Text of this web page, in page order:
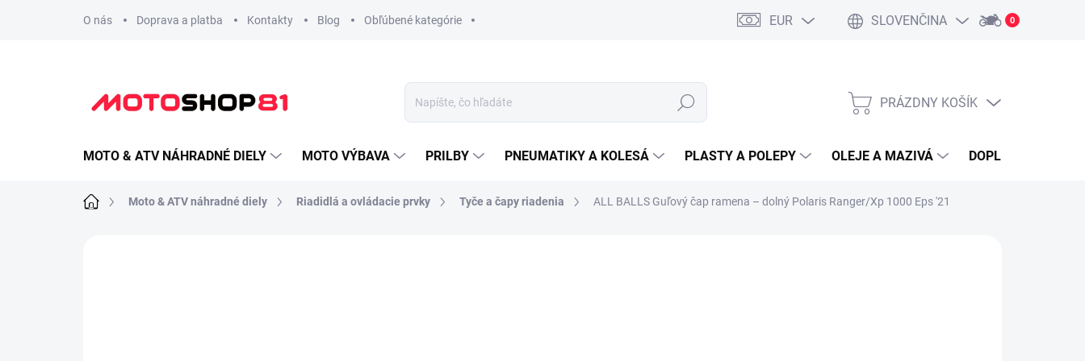
O nás Doprava a platba Kontakty Blog Obľúbené kategórie EUR SLOVENČINA 0
Hľadať
NÁKUPNÝ
PRÁZDNY KOŠÍK
MOTO & ATV NÁHRADNÉ DIELY MOTO VÝBAVA PRILBY PNEUMATIKY A KOLESÁ PLASTY A POLEPY OLEJE A MAZIVÁ DOPLNKY A
DomovMoto & ATV náhradné diely Riadidlá a ovládacie prvky Tyče a čapy riadenia ALL BALLS Guľový čap ramena – dolný Polaris Ranger/Xp 1000 Eps '21